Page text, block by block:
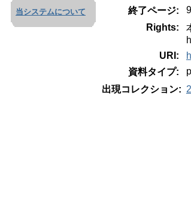
当システムについて
終了ページ:
Rights:
URI:
資料タイプ:
出現コレクション: